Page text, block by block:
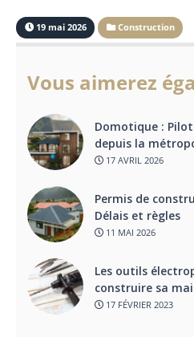
19 mai 2026 Construction
Vous aimerez
Domotique :
depuis la
17 AVRIL 2026
Permis de
Délais et règles
11 MAI 2026
Les outils
construire sa
17 FÉVRIER 2023